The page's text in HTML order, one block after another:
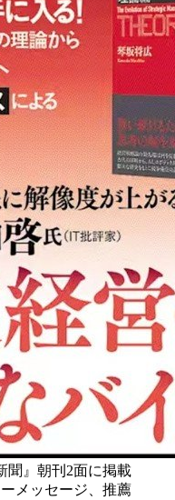
聞』朝刊2面に掲載
メッセージ、推薦